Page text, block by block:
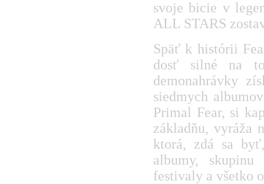
svoje bicie v
ALL STARS
Späť k histórii
dosť silné na
demonahrávky
siedmych
Primal Fear, si
základňu, vyráža
ktorá, zdá sa
albumy,
festivaly a všetko